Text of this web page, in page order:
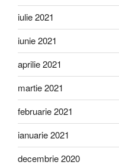
iulie 2021
iunie 2021
aprilie 2021
martie 2021
februarie 2021
ianuarie 2021
decembrie 2020